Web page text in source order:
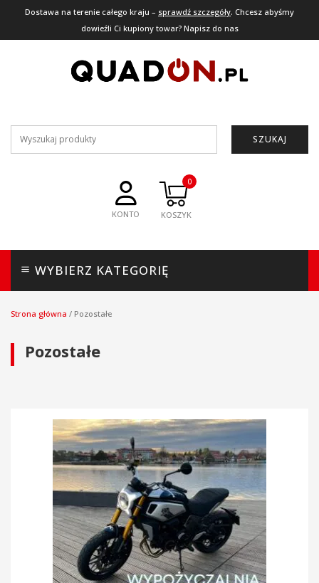
Dostawa na terenie całego kraju – sprawdź szczegóły. Chcesz abyśmy
dowieźli Ci kupiony towar? Napisz do nas
SZUKAJ
KONTO
0
WYBIERZ KATEGORIĘ
Strona główna / Pozostałe
Pozostałe